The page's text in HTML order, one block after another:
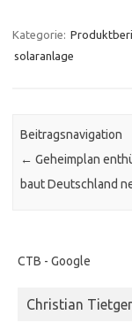
Kategorie:
solaranlage
Beitragsnavigation
← Geheimplan
baut Deutschland
CTB - Google
Christian